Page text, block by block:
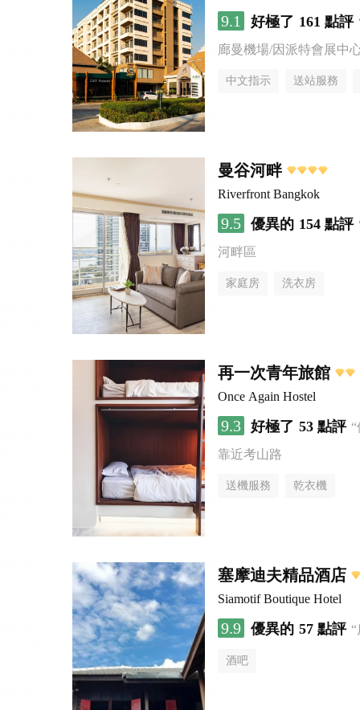
9.1 好極了 161 點評
廊曼機場/因派特會展中
中文指示 送站服務
曼谷河畔
Riverfront Bangkok
9.5 優異的 154 點評
河畔區
家庭房 洗衣房
再一次青年旅館
Once Again Hostel
9.3 好極了 53 點評
靠近考山路
送機服務 乾衣機
塞摩迪夫精品酒店
Siamotif Boutique Hotel
9.9 優異的 57 點評
酒吧